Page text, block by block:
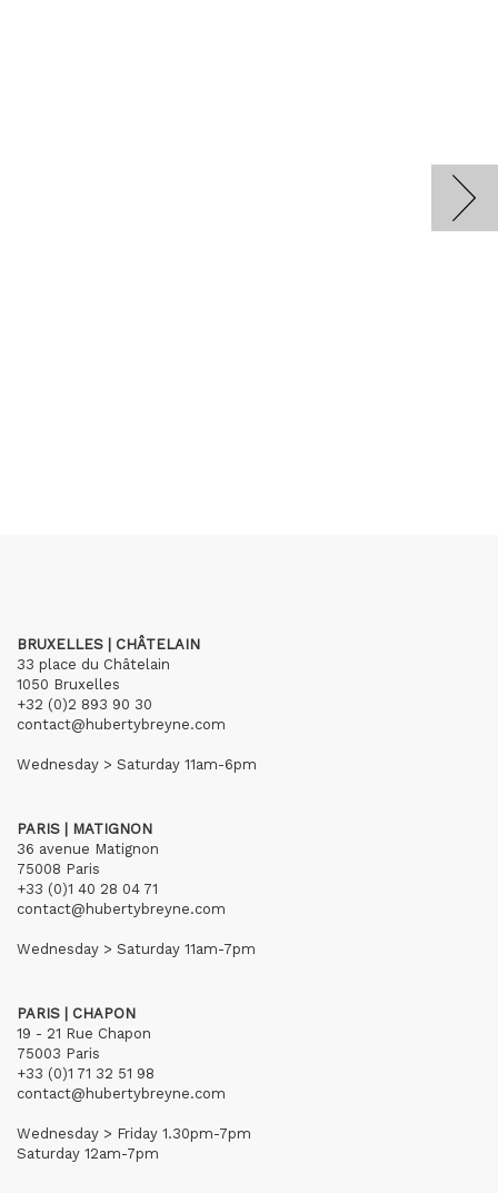
BRUXELLES | CHÂTELAIN
33 place du Châtelain
1050 Bruxelles
+32 (0)2 893 90 30
contact@hubertybreyne.com
Wednesday > Saturday 11am-6pm
PARIS | MATIGNON
36 avenue Matignon
75008 Paris
+33 (0)1 40 28 04 71
contact@hubertybreyne.com
Wednesday > Saturday 11am-7pm
PARIS | CHAPON
19 - 21 Rue Chapon
75003 Paris
+33 (0)1 71 32 51 98
contact@hubertybreyne.com
Wednesday > Friday 1.30pm-7pm
Saturday 12am-7pm